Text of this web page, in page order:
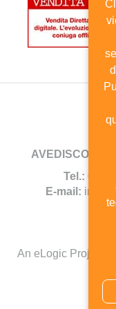
AVEDISCO
Tel.:
E-mail:
An eLogic Project